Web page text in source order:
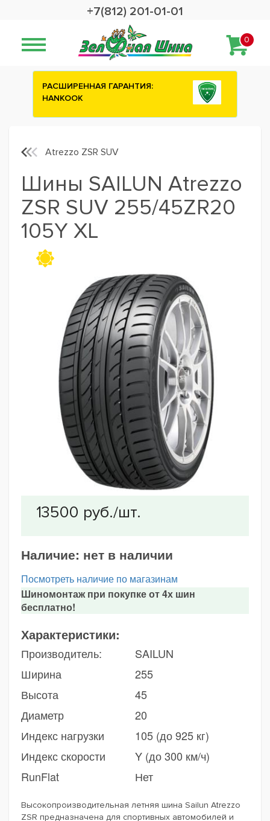
+7(812) 201-01-01
0
Сashback 2500 рублей на зимние
Atrezzo ZSR SUV
Шины SAILUN Atrezzo
ZSR SUV 255/45ZR20
105Y XL
Наличие: нет в наличии
Посмотреть наличие по магазинам
Шиномонтаж при покупке от 4х шин
бесплатно!
Характеристики:
Производитель:
SAILUN
Ширина
255
Высота
45
Диаметр
20
Индекс нагрузки
105 (до 925 кг)
Индекс скорости
Y (до 300 км/ч)
RunFlat
Нет
Высокопроизводительная летняя шина Sailun Atrezzo
ZSR предназначена для спортивных автомобилей и